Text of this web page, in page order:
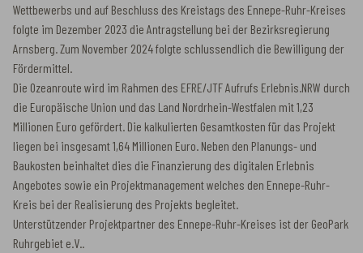
Wettbewerbs und auf Beschluss des Kreistags des Ennepe-Ruhr-Kreises
folgte im Dezember 2023 die Antragstellung bei der Bezirksregierung
Arnsberg. Zum November 2024 folgte schlussendlich die Bewilligung der
Fördermittel.
Die Ozeanroute wird im Rahmen des EFRE/JTF Aufrufs Erlebnis.NRW durch
die Europäische Union und das Land Nordrhein-Westfalen mit 1,23
Millionen Euro gefördert. Die kalkulierten Gesamtkosten für das Projekt
liegen bei insgesamt 1,64 Millionen Euro. Neben den Planungs- und
Baukosten beinhaltet dies die Finanzierung des digitalen Erlebnis
Angebotes sowie ein Projektmanagement welches den Ennepe-Ruhr-
Kreis bei der Realisierung des Projekts begleitet.
Unterstützender Projektpartner des Ennepe-Ruhr-Kreises ist der GeoPark
Ruhrgebiet e.V..